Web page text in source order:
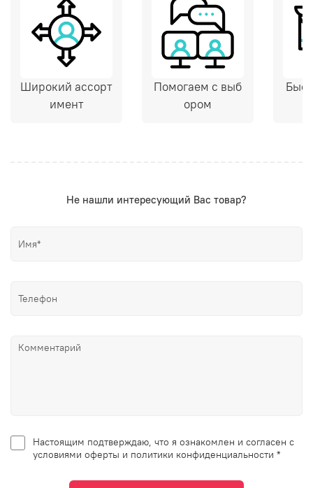
Широкий ассорт
имент
Помогаем с выб
ором
Не нашли интересующий Вас товар?
Настоящим подтверждаю, что я ознакомлен и согласен с
условиями оферты и политики конфиденциальности *